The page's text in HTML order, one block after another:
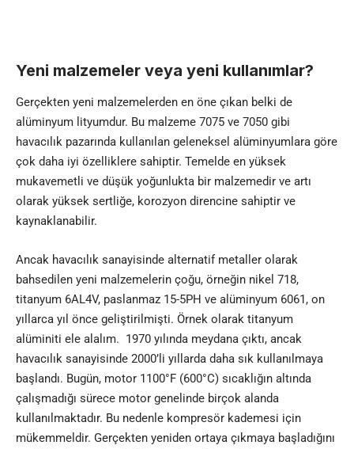
Yeni malzemeler veya yeni kullanımlar?
Gerçekten yeni malzemelerden en öne çıkan belki de
alüminyum lityumdur. Bu malzeme 7075 ve 7050 gibi
havacılık pazarında kullanılan geleneksel alüminyumlara göre
çok daha iyi özelliklere sahiptir. Temelde en yüksek
mukavemetli ve düşük yoğunlukta bir malzemedir ve artı
olarak yüksek sertliğe, korozyon direncine sahiptir ve
kaynaklanabilir.
Ancak havacılık sanayisinde alternatif metaller olarak
bahsedilen yeni malzemelerin çoğu, örneğin nikel 718,
titanyum 6AL4V, paslanmaz 15-5PH ve alüminyum 6061, on
yıllarca yıl önce geliştirilmişti. Örnek olarak titanyum
alüminiti ele alalım. 1970 yılında meydana çıktı, ancak
havacılık sanayisinde 2000’li yıllarda daha sık kullanılmaya
başlandı. Bugün, motor 1100°F (600°C) sıcaklığın altında
çalışmadığı sürece motor genelinde birçok alanda
kullanılmaktadır. Bu nedenle kompresör kademesi için
mükemmeldir. Gerçekten yeniden ortaya çıkmaya başladığını